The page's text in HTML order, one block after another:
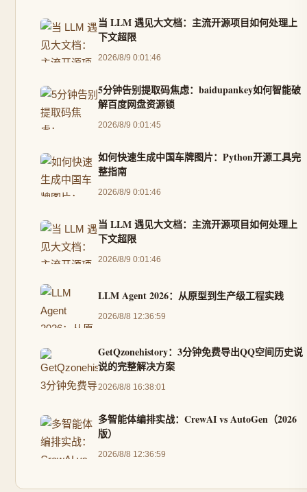
当 LLM 遇见大文档：主流开源项目如何处理上
下文超限
2026/8/9 0:01:46
5分钟告别提取码焦虑：baidupankey如何智能破
解百度网盘资源锁
2026/8/9 0:01:45
如何快速生成中国车牌图片：Python开源工具完
整指南
2026/8/9 0:01:46
当 LLM 遇见大文档：主流开源项目如何处理上
下文超限
2026/8/9 0:01:46
LLM Agent 2026：从原型到生产级工程实践
2026/8/8 12:36:59
GetQzonehistory：3分钟免费导出QQ空间历史说
说的完整解决方案
2026/8/8 16:38:01
多智能体编排实战：CrewAI vs AutoGen（2026
版）
2026/8/8 12:36:59